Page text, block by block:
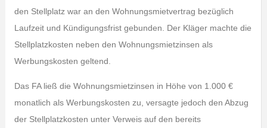
den Stellplatz war an den Wohnungsmietvertrag bezüglich
Laufzeit und Kündigungsfrist gebunden. Der Kläger machte die
Stellplatzkosten neben den Wohnungsmietzinsen als
Werbungskosten geltend.
Das FA ließ die Wohnungsmietzinsen in Höhe von 1.000 €
monatlich als Werbungskosten zu, versagte jedoch den Abzug
der Stellplatzkosten unter Verweis auf den bereits